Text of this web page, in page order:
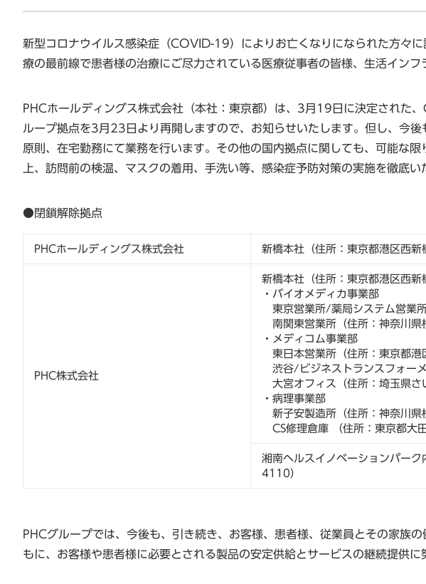
新型コロナウイルス感染症（COVID-19）によりお亡くなりになられた方々
療の最前線で患者様の治療にご尽力されている医療従事者の皆様、生活イン
PHCホールディングス株式会社（本社：東京都）は、3月19日に決定された
ループ拠点を3月23日より再開しますので、お知らせいたします。但し、今
原則、在宅勤務にて業務を行います。その他の国内拠点に関しても、可能な
上、訪問前の検温、マスクの着用、手洗い等、感染症予防対策の実施を徹底い
●閉鎖解除拠点
PHCホールディングス株式会社 新橋本社（住所：東京都港区西新
PHC株式会社
新橋本社（住所：東京都港区西新
・バイオメディカ事業部
東京営業所/薬局システム営業
南関東営業所（住所：神奈川県
・メディコム事業部
東日本営業所（住所：東京都港
渋谷/ビジネストランスフォー
大宮オフィス（住所：埼玉県さ
・病理事業部
新子安製造所（住所：神奈川県
CS修理倉庫 （住所：東京都大
湘南ヘルスイノベーションパー
4110）
PHCグループでは、今後も、引き続き、お客様、患者様、従業員とその家族
もに、お客様や患者様に必要とされる製品の安定供給とサービスの継続提供に